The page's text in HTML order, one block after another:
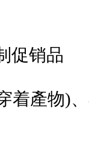
促销品
着產物)